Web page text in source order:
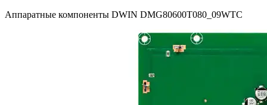
Аппаратные компоненты DWIN DMG80600T080_09WTC